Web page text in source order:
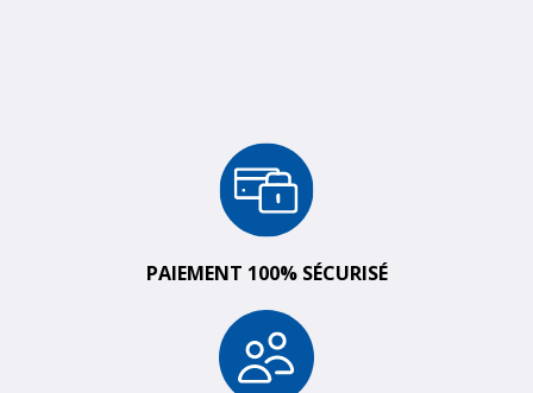
PAIEMENT 100% SÉCURISÉ